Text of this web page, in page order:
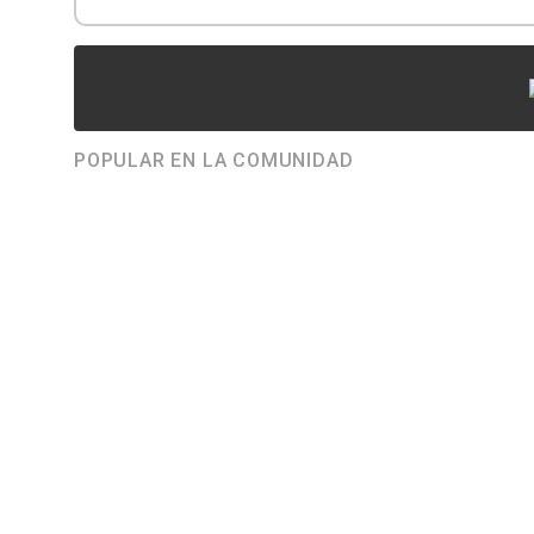
POPULAR EN LA COMUNIDAD